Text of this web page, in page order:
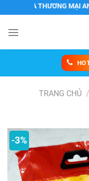
đến
nội
THƯƠNG MẠI ANAN
TRANG CHỦ /
-3%